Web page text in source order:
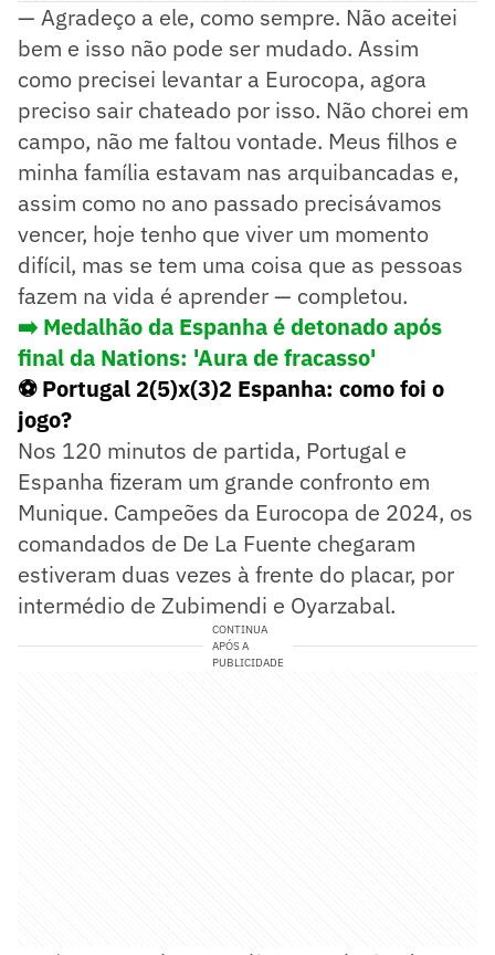
— Agradeço a ele, como sempre. Não aceitei
bem e isso não pode ser mudado. Assim
como precisei levantar a Eurocopa, agora
preciso sair chateado por isso. Não chorei em
campo, não me faltou vontade. Meus filhos e
minha família estavam nas arquibancadas e,
assim como no ano passado precisávamos
vencer, hoje tenho que viver um momento
difícil, mas se tem uma coisa que as pessoas
fazem na vida é aprender — completou.
➡️ Medalhão da Espanha é detonado após
final da Nations: 'Aura de fracasso'
⚽ Portugal 2(5)x(3)2 Espanha: como foi o
jogo?
Nos 120 minutos de partida, Portugal e
Espanha fizeram um grande confronto em
Munique. Campeões da Eurocopa de 2024, os
comandados de De La Fuente chegaram
estiveram duas vezes à frente do placar, por
intermédio de Zubimendi e Oyarzabal.
CONTINUA
APÓS A
PUBLICIDADE